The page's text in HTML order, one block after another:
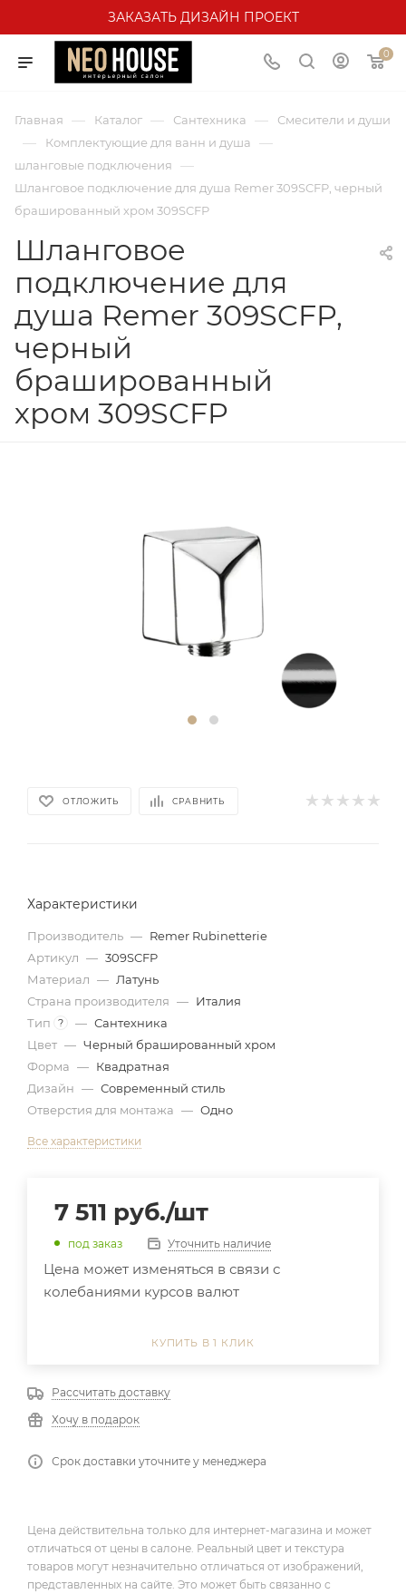
ЗАКАЗАТЬ ДИЗАЙН ПРОЕКТ
0
Главная — Каталог — Сантехника — Смесители и души
— Комплектующие для ванн и душа —
шланговые подключения —
Шланговое подключение для душа Remer 309SCFP, черный
брашированный хром 309SCFP
Шланговое
подключение для
душа Remer 309SCFP,
черный
брашированный
хром 309SCFP
ОТЛОЖИТЬ СРАВНИТЬ
Характеристики
Производитель — Remer Rubinetterie
Артикул — 309SCFP
Материал — Латунь
Страна производителя — Италия
Тип
? — Сантехника
Цвет — Черный брашированный хром
Форма — Квадратная
Дизайн — Современный стиль
Отверстия для монтажа — Одно
Все характеристики
7 511 руб./шт
под заказ Уточнить наличие
Цена может изменяться в связи с
колебаниями курсов валют
КУПИТЬ В 1 КЛИК
Рассчитать доставку
Хочу в подарок
Срок доставки уточните у менеджера
Цена действительна только для интернет-магазина и может
отличаться от цены в салоне. Реальный цвет и текстура
товаров могут незначительно отличаться от изображений,
представленных на сайте. Это может быть связанно с